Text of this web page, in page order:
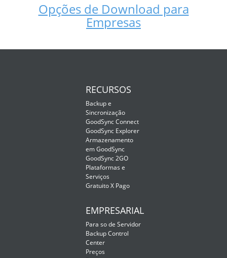
Opções de Download para
Empresas
RECURSOS
Backup e
Sincronização
GoodSync Connect
GoodSync Explorer
Armazenamento
em GoodSync
GoodSync 2GO
Plataformas e
Serviços
Gratuito X Pago
EMPRESARIAL
Para so de Servidor
Backup Control
Center
Preços